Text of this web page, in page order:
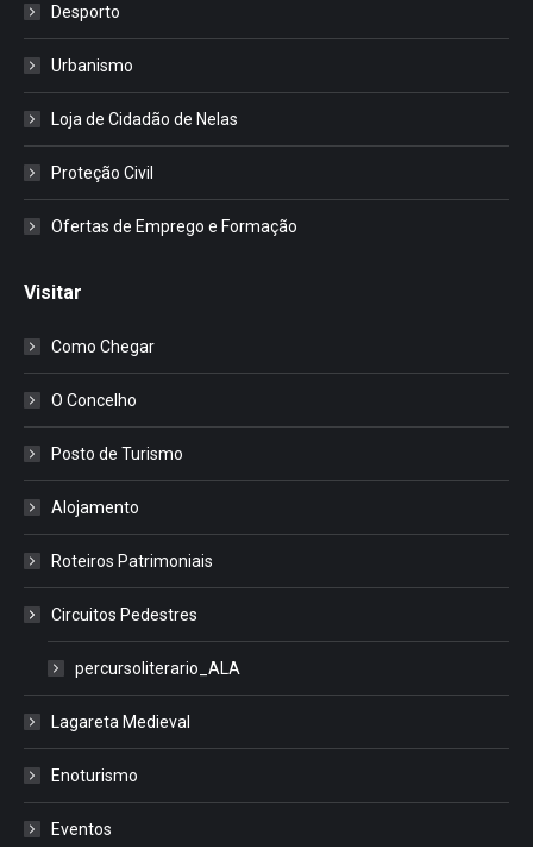
Desporto
Urbanismo
Loja de Cidadão de Nelas
Proteção Civil
Ofertas de Emprego e Formação
Visitar
Como Chegar
O Concelho
Posto de Turismo
Alojamento
Roteiros Patrimoniais
Circuitos Pedestres
percursoliterario_ALA
Lagareta Medieval
Enoturismo
Eventos